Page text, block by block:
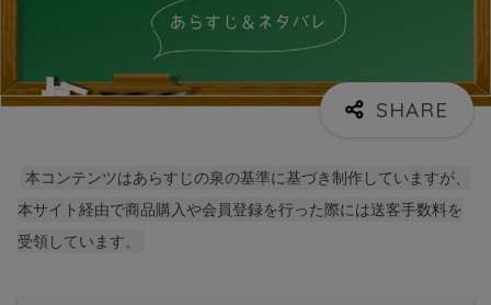
本コンテンツはあらすじの泉の基準に基づき制作していますが、
本サイト経由で商品購入や会員登録を行った際には送客手数料を
受領しています。